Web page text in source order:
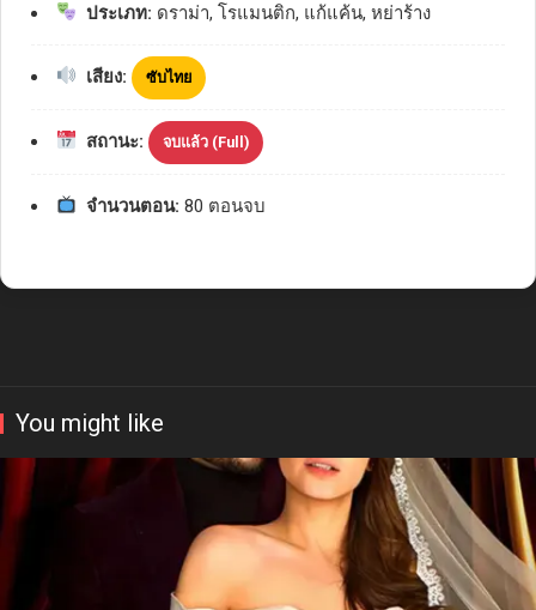
ประเภท: ดราม่า, โรแมนติก, แก้แค้น, หย่าร้าง
เสียง: ซับไทย
สถานะ: จบแล้ว (Full)
จำนวนตอน: 80 ตอนจบ
You might like